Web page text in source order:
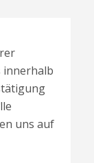
innerhalb
uns auf